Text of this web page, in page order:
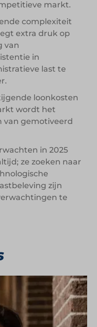
markt.
complexiteit
extra druk op
van
in
last te
loonkosten
wordt het
van gemotiveerd
in 2025
ze zoeken naar
zijn
te